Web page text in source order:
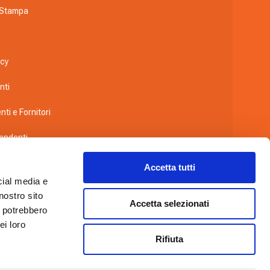
media e
sito
loro
Accetta tutti
Accetta selezionati
Rifiuta
e Fornitori